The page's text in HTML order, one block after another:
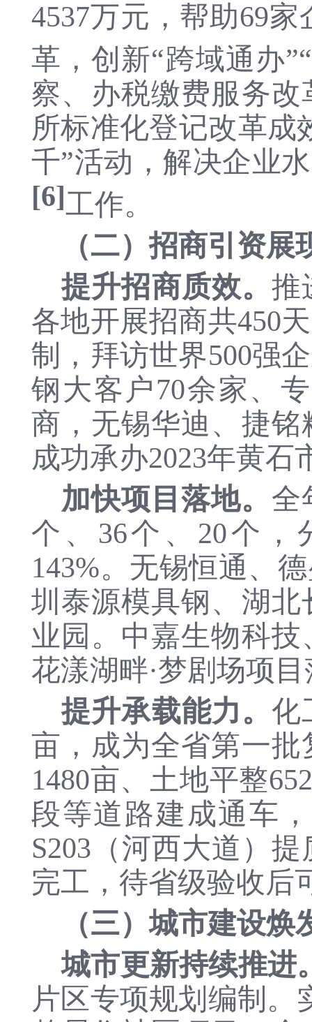
4537万元，帮助69家
革 ，创新“跨域通办
察、办税缴费服务改
所标准化登记改革成
千”活动，解决企业
[6]工作。
（二）招商引资展
提升招商质效。推
各地开展招商共450
制， 拜访世界500强
钢大客户70余家、
商，无锡华迪、捷
成功承办2023年黄石
加快项目落地。 全
个、36个、 20个，
143%。 无锡恒通、
圳泰源模具钢、湖
业园。 中嘉生物科技
花漾湖畔·梦剧场项目
提升承载能力。 化
亩，成为全省第一
1480亩、土地平整
段等道路建成通车，
S203（河西大道）
完工， 待省级验收后
（三）城市建设焕
城市更新持续推进
片区专项规划编制。